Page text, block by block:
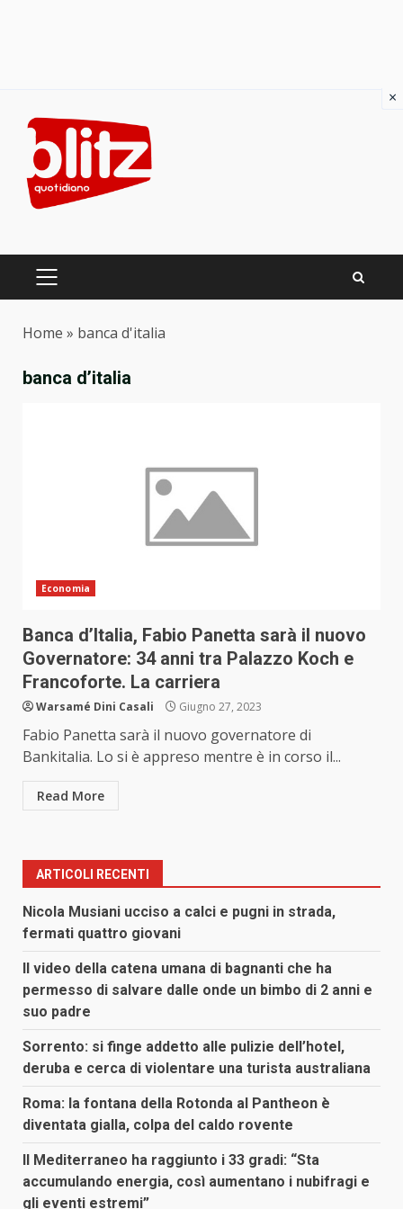
content
PRIMARY
Home » banca d'italia
banca d’italia
Economia
Banca d’Italia, Fabio Panetta sarà il nuovo
Governatore: 34 anni tra Palazzo Koch e
Francoforte. La carriera
Warsamé Dini Casali Giugno 27, 2023
Fabio Panetta sarà il nuovo governatore di
Bankitalia. Lo si è appreso mentre è in corso il...
Read More
ARTICOLI RECENTI
Nicola Musiani ucciso a calci e pugni in strada,
fermati quattro giovani
Il video della catena umana di bagnanti che ha
permesso di salvare dalle onde un bimbo di 2 anni e
suo padre
Sorrento: si finge addetto alle pulizie dell’hotel,
deruba e cerca di violentare una turista australiana
Roma: la fontana della Rotonda al Pantheon è
diventata gialla, colpa del caldo rovente
Il Mediterraneo ha raggiunto i 33 gradi: “Sta
accumulando energia, così aumentano i nubifragi e
gli eventi estremi”
×